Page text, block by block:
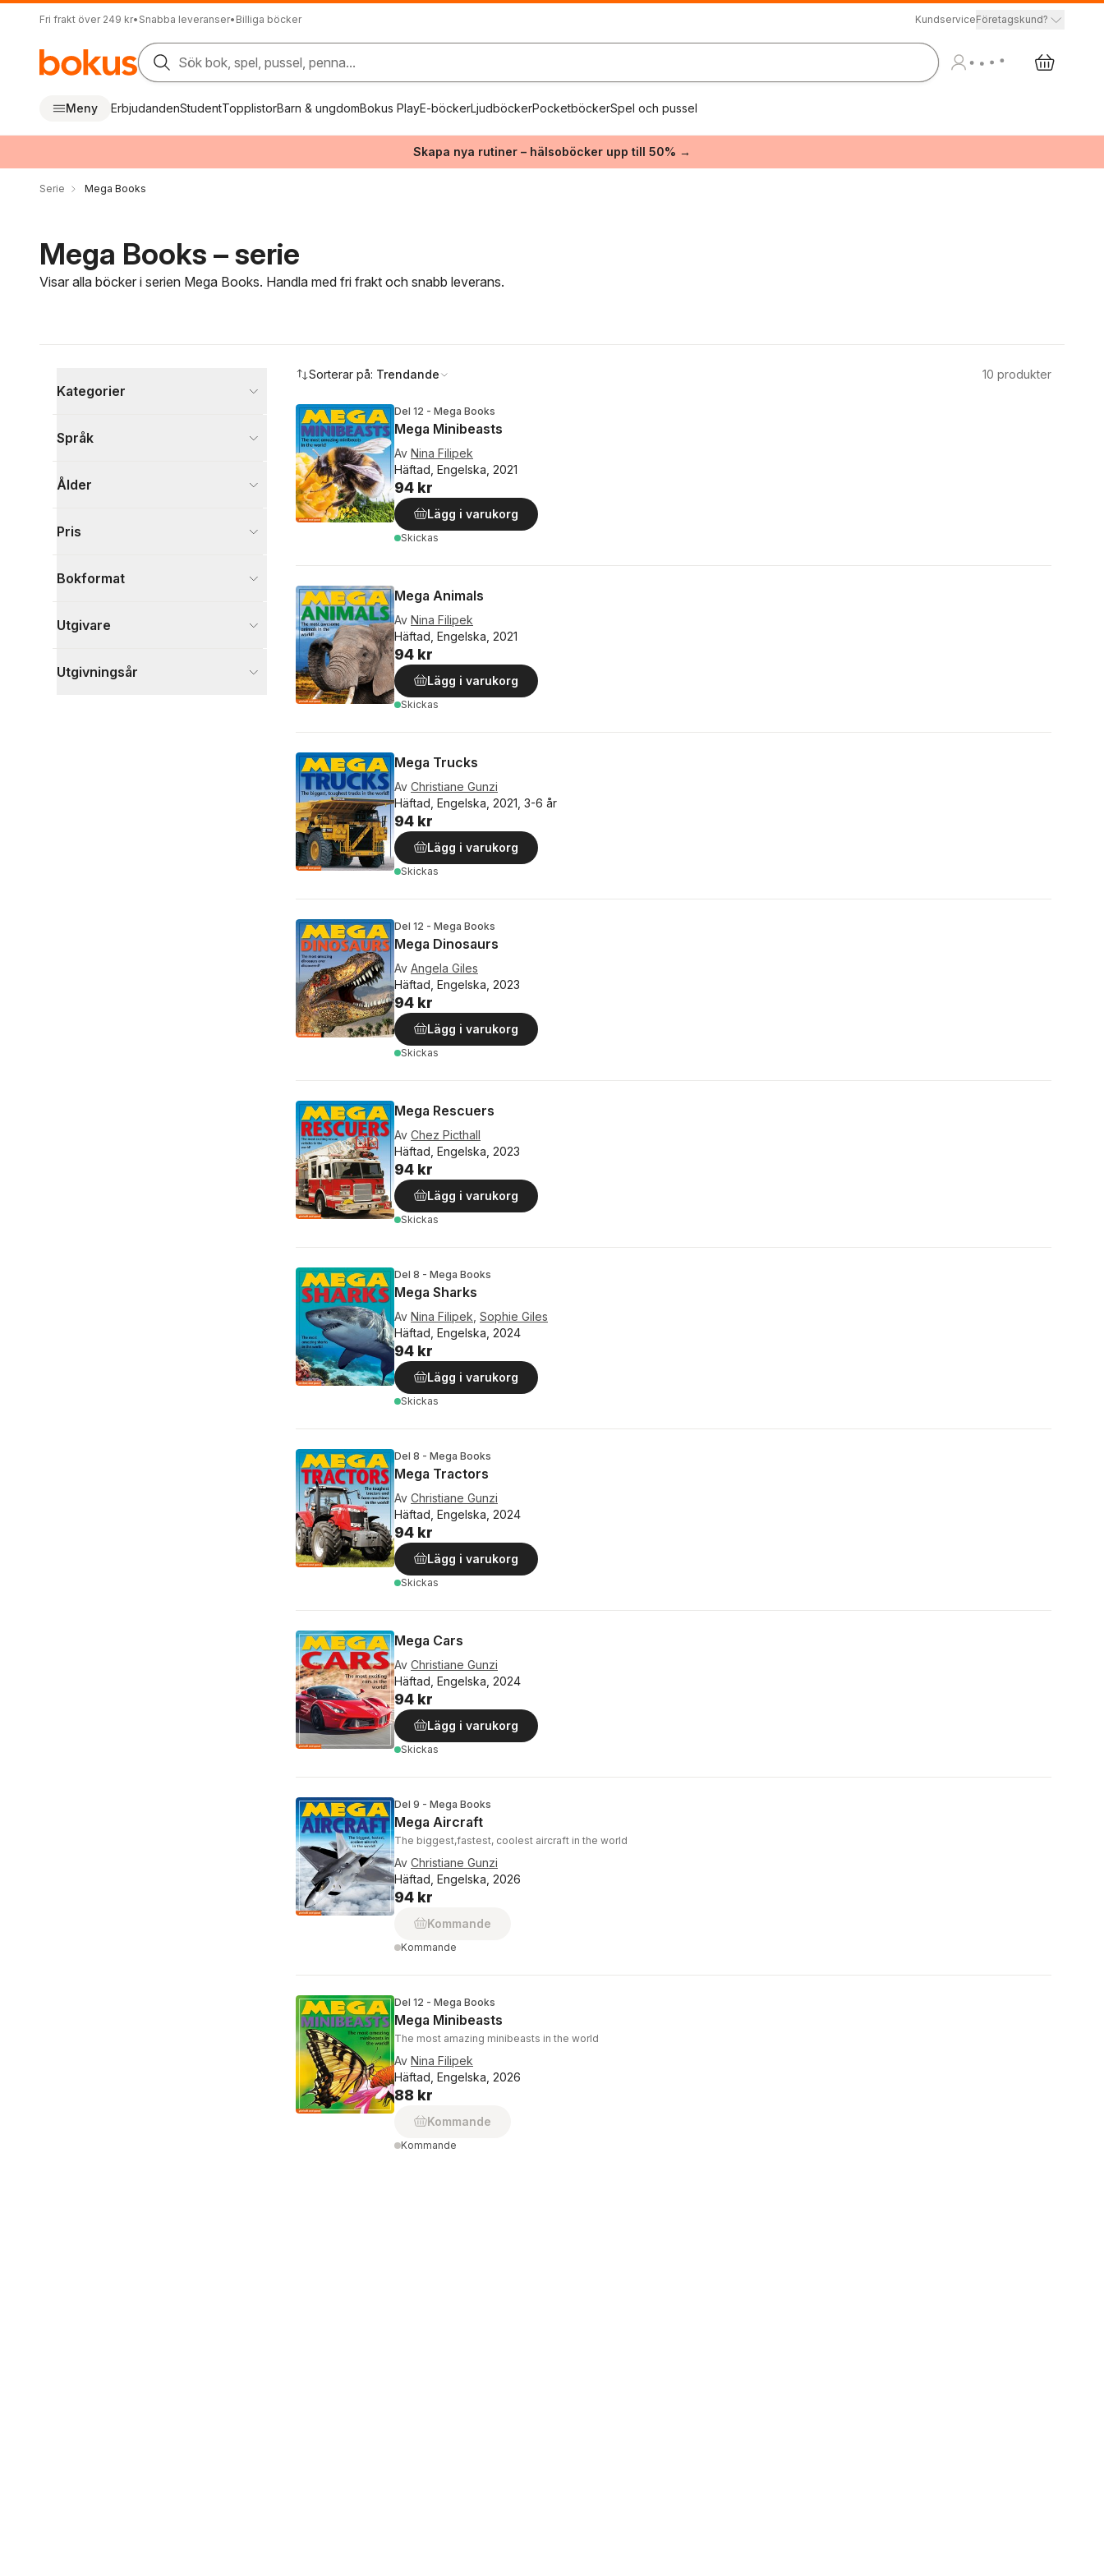
Fri frakt över 249 kr• Snabba leveranser• Billiga böcker KundserviceFöretagskund?
Sök bok, spel, pussel, penna...
Meny ErbjudandenStudentTopplistorBarn & ungdomBokus PlayE-böckerLjudböckerPocketböckerSpel och pussel
Skapa nya rutiner – hälsoböcker upp till 50% →
Serie Mega Books
Mega Books – serie
Visar alla böcker i serien Mega Books. Handla med fri frakt och snabb leverans.
Kategorier
Visa fler
Språk
Ålder
Pris
Bokformat
Utgivare
Utgivningsår
Sorterar på: Trendande 10 produkter
Del 12 - Mega Books
Mega Minibeasts
Av Nina Filipek
Häftad, Engelska, 2021
94 kr
Lägg i varukorg
Skickas
Mega Animals
Av Nina Filipek
Häftad, Engelska, 2021
94 kr
Lägg i varukorg
Skickas
Mega Trucks
Av Christiane Gunzi
Häftad, Engelska, 2021, 3-6 år
94 kr
Lägg i varukorg
Skickas
Del 12 - Mega Books
Mega Dinosaurs
Av Angela Giles
Häftad, Engelska, 2023
94 kr
Lägg i varukorg
Skickas
Mega Rescuers
Av Chez Picthall
Häftad, Engelska, 2023
94 kr
Lägg i varukorg
Skickas
Del 8 - Mega Books
Mega Sharks
Av Nina Filipek Sophie Giles
Häftad, Engelska, 2024
94 kr
Lägg i varukorg
Skickas
Del 8 - Mega Books
Mega Tractors
Av Christiane Gunzi
Häftad, Engelska, 2024
94 kr
Lägg i varukorg
Skickas
Mega Cars
Av Christiane Gunzi
Häftad, Engelska, 2024
94 kr
Lägg i varukorg
Skickas
Del 9 - Mega Books
Mega Aircraft
The biggest,fastest, coolest aircraft in the world
Av Christiane Gunzi
Häftad, Engelska, 2026
94 kr
Kommande
Kommande
Del 12 - Mega Books
Mega Minibeasts
The most amazing minibeasts in the world
Av Nina Filipek
Häftad, Engelska, 2026
88 kr
Kommande
Kommande